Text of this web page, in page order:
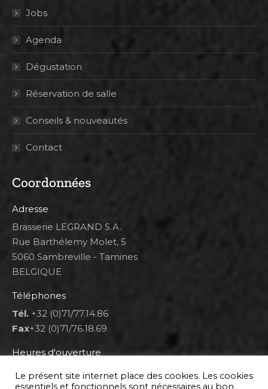
Jobs
Agenda
Dégustation
Réservation de salle
Conseils & nouveautés
Contact
Coordonnées
Adresse
Brasserie LEGRAND S.A.
Rue Barthélemy Molet, 5
5060 Sambreville - Tamines
BELGIQUE
Téléphones
Tél. +32 (0)71/77.14.86
Fax+32 (0)71/76.18.69
Heures d'ouverture
Lun 8h00-12h00 et 12h30-14h30
Mar au ven 8h00-12h00 et 12h30-17h00
Le présent site internet place des cookies. Les cookies
essentiels et fonctionnels sont nécessaires au bon